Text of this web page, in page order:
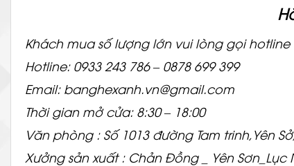
Khách mua số lượng lớn vui lòng gọi
Hotline: 0933 243 786 – 0878 699 399
Email: banghexanh.vn@gmail.com
Thời gian mở cửa: 8:30 – 18:00
Văn phòng : Số 1013 đường Tam trinh,Yên
Xưởng sản xuất : Chản Đồng _ Yên Sơn_Lục